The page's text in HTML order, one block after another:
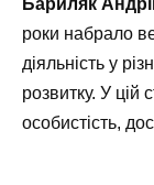
Бариляк
роки набрало
діяльність у
розвитку. У цій
особистість,